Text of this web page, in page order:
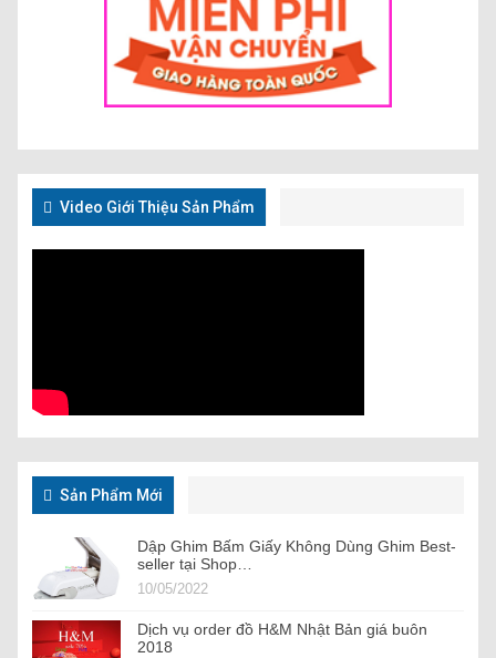
Video Giới Thiệu Sản Phẩm
Sản Phẩm Mới
Dập Ghim Bấm Giấy Không Dùng Ghim Best-
seller tại Shop…
10/05/2022
Dịch vụ order đồ H&M Nhật Bản giá buôn
2018